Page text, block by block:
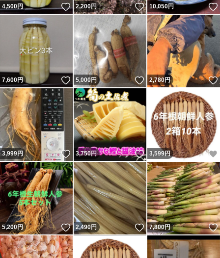
4,500円 いいね！
2,200円 いいね！
10,050円
7,600円 いいね！
5,000円 いいね！
2,780円
3,999円 いいね！
3,750円 いいね！
3,599円
5,200円 いいね！
2,490円 いいね！
7,800円